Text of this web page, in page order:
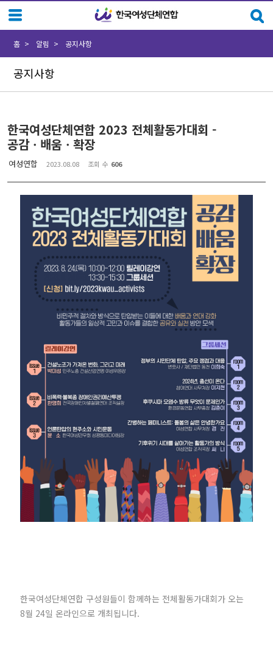
공지사항
홈 알림 공지사항
한국여성단체연합 2023 전체활동가대회 -
공감ㆍ배움ㆍ확장
여성연합 2023.08.08 조회 수 606
한국여성단체연합 구성원들이 함께하는 전체활동가대회가 오는
8월 24일 온라인으로 개최됩니다.